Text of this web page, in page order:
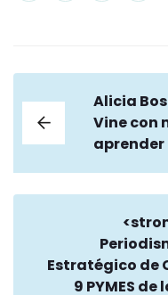
Alicia
Vine con
aprender
Estratégico de
9 PYMES